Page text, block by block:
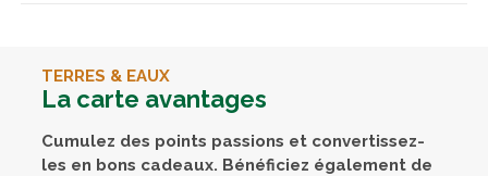
TERRES & EAUX
La carte avantages
Cumulez des points passions et convertissez-
les en bons cadeaux. Bénéficiez également de